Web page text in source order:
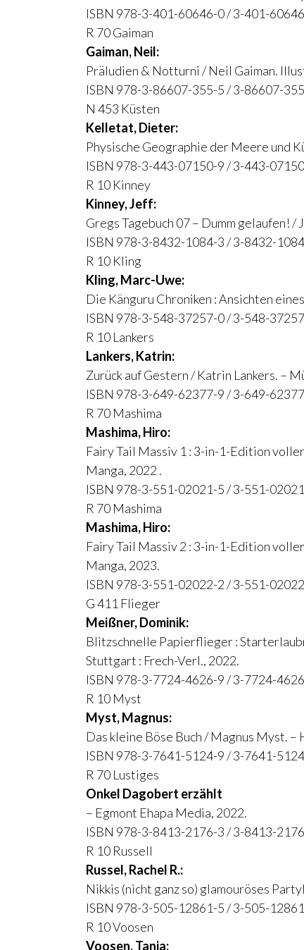
ISBN 978-3-401-60646-0 / 3-401-
R 70 Gaiman
Gaiman, Neil:
Präludien & Notturni / Neil Gaiman.
ISBN 978-3-86607-355-5 / 3-86607-
N 453 Küsten
Kelletat, Dieter:
Physische Geographie der Meere und
ISBN 978-3-443-07150-9 / 3-443-
R 10 Kinney
Kinney, Jeff:
Gregs Tagebuch 07 – Dumm gelaufen! /
ISBN 978-3-8432-1084-3 / 3-8432-
R 10 Kling
Kling, Marc-Uwe:
Die Känguru Chroniken : Ansichten
ISBN 978-3-548-37257-0 / 3-548-
R 10 Lankers
Lankers, Katrin:
Zurück auf Gestern / Katrin Lankers. –
ISBN 978-3-649-62377-9 / 3-649-
R 70 Mashima
Mashima, Hiro:
Fairy Tail Massiv 1 : 3-in-1-Edition
Manga, 2022 .
ISBN 978-3-551-02021-5 / 3-551-
R 70 Mashima
Mashima, Hiro:
Fairy Tail Massiv 2 : 3-in-1-Edition
Manga, 2023.
ISBN 978-3-551-02022-2 / 3-551-
G 411 Flieger
Meißner, Dominik:
Blitzschnelle Papierflieger :
Stuttgart : Frech-Verl., 2022.
ISBN 978-3-7724-4626-9 / 3-7724-
R 10 Myst
Myst, Magnus:
Das kleine Böse Buch / Magnus Myst.
ISBN 978-3-7641-5124-9 / 3-7641-
R 70 Lustiges
Onkel Dagobert erzählt
– Egmont Ehapa Media, 2022.
ISBN 978-3-8413-2176-3 / 3-8413-
R 10 Russell
Russel, Rachel R.:
Nikkis (nicht ganz so) glamouröses
ISBN 978-3-505-12861-5 / 3-505-
R 10 Voosen
Voosen, Tanja: